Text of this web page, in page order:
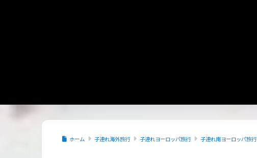
ホーム 子連れ海外旅行 子連れヨーロッパ旅行 子連れ南ヨーロッパ旅行